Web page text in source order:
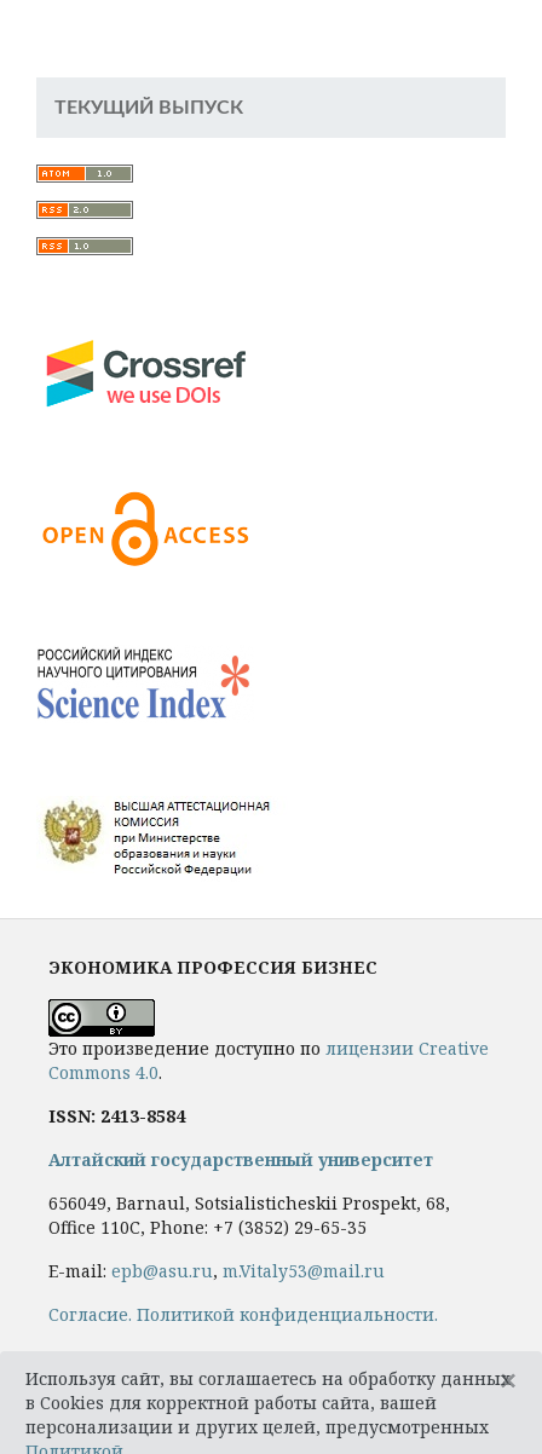
ТЕКУЩИЙ ВЫПУСК
ЭКОНОМИКА ПРОФЕССИЯ БИЗНЕС
Это произведение доступно по лицензии Creative
Commons 4.0.
ISSN: 2413-8584
Алтайский государственный университет
656049, Barnaul, Sotsialisticheskii Prospekt, 68,
Office 110C, Phone: +7 (3852) 29-65-35
E-mail: epb@asu.ru, m.Vitaly53@mail.ru
Cогласие. Политикой конфиденциальности.
Используя сайт, вы соглашаетесь на обработку данных
в Cookies для корректной работы сайта, вашей
персонализации и других целей, предусмотренных
×